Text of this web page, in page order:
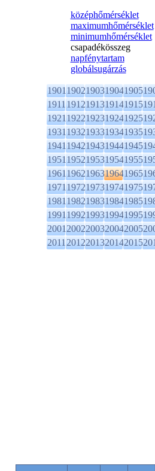
középhőmérséklet
maximumhőmérséklet
minimumhőmérséklet
csapadékösszeg
napfénytartam
globálsugárzás
19011902190319041905
19111912191319141915
19211922192319241925
19311932193319341935
19411942194319441945
19511952195319541955
19611962196319641965
19711972197319741975
19811982198319841985
19911992199319941995
20012002200320042005
20112012201320142015